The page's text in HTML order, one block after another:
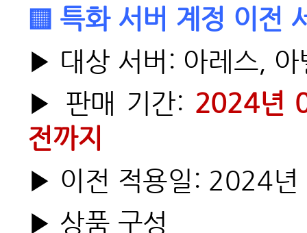
▒ 특화 서버 계정 이전
▶ 대상 서버: 아레스,
▶ 판매 기간: 2024년
전까지
▶ 이전 적용일: 2024
▶ 상품 구성